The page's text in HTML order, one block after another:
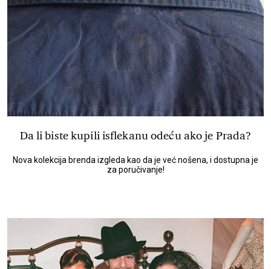
Da li biste kupili isflekanu odeću ako je Prada?
Nova kolekcija brenda izgleda kao da je već nošena, i dostupna je
za poručivanje!